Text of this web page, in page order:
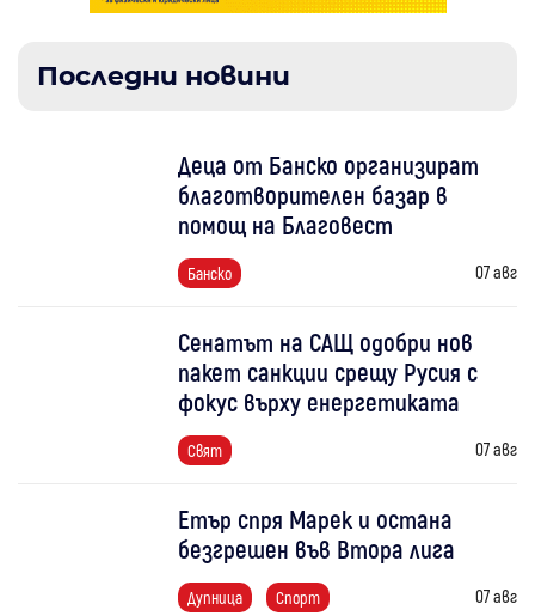
Последни новини
Деца от Банско организират
благотворителен базар в
помощ на Благовест
Банско 07 авг
Сенатът на САЩ одобри нов
пакет санкции срещу Русия с
фокус върху енергетиката
Свят 07 авг
Етър спря Марек и остана
безгрешен във Втора лига
Дупница Спорт 07 авг